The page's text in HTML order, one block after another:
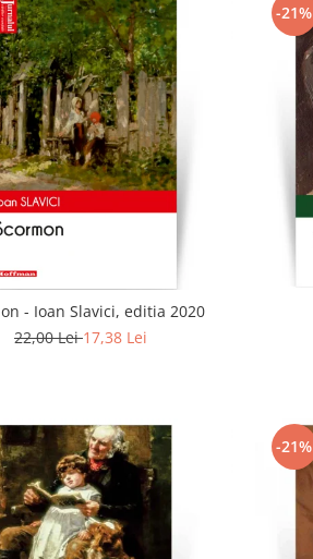
Scormon - Ioan Slavici, editia 2020
22,00 Lei17,38 Lei
-21%
-21%